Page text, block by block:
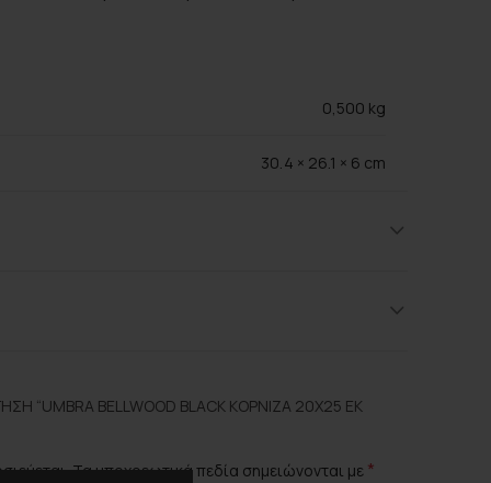
0,500 kg
30,4 × 26,1 × 6 cm
“UMBRA BELLWOOD BLACK ΚΟΡΝΊΖΑ 20Χ25 ΕΚ
Τα υποχρεωτικά πεδία σημειώνονται με *